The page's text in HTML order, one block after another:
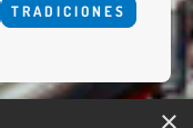
TRADICIONES